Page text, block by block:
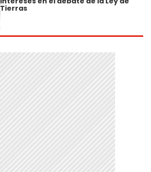
Tierras